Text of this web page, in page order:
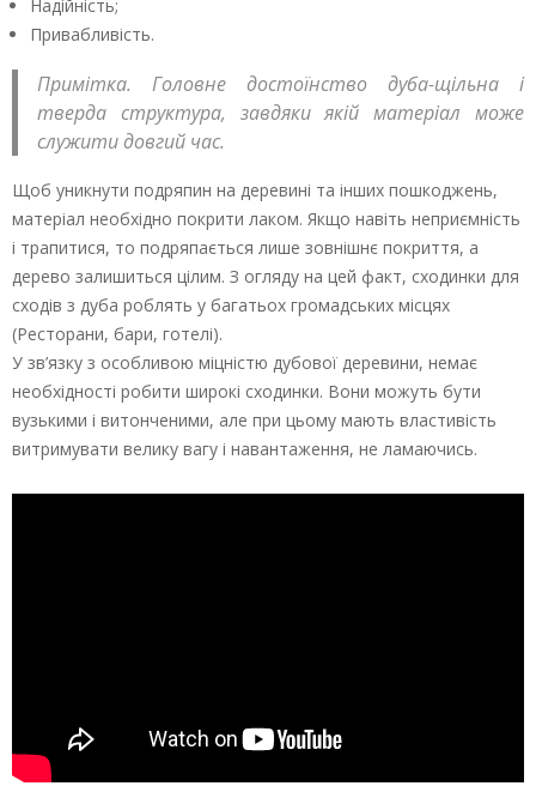
Надійність;
Привабливість.
Примітка. Головне достоїнство дуба-щільна і
тверда структура, завдяки якій матеріал може
служити довгий час.
Щоб уникнути подряпин на деревині та інших пошкоджень,
матеріал необхідно покрити лаком. Якщо навіть неприємність
і трапитися, то подряпається лише зовнішнє покриття, а
дерево залишиться цілим. З огляду на цей факт, сходинки для
сходів з дуба роблять у багатьох громадських місцях
(Ресторани, бари, готелі).
У зв’язку з особливою міцністю дубової деревини, немає
необхідності робити широкі сходинки. Вони можуть бути
вузькими і витонченими, але при цьому мають властивість
витримувати велику вагу і навантаження, не ламаючись.